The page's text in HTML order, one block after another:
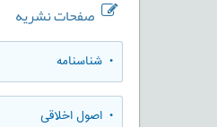
صفحات نشریه
• شناسنامه
• اصول اخلاقی